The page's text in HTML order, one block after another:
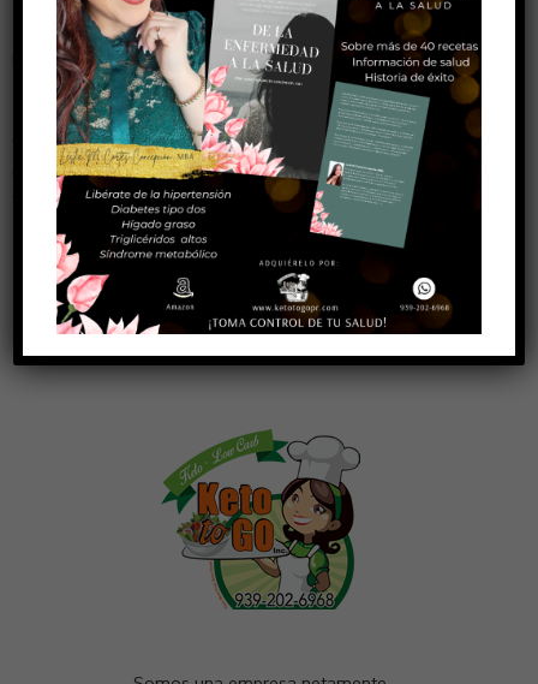
ke21@Go
febrero 13, 2018
Lorem ipsum dosectetur adipisicing elit, sed do.Lorem ipsum
dolor sit amet, consectetur Nulla fringilla purus at leo
dignissim congue. Mauris elementum accumsan leo vel
tempor. Sit amet cursus nisl aliquam. Aliquam et elit eu nunc
rhoncus viverra quis at felis. Be who you are and say what you
feel, because those who mind don’t matter, [...]
SEGUIR LEYENDO ➞